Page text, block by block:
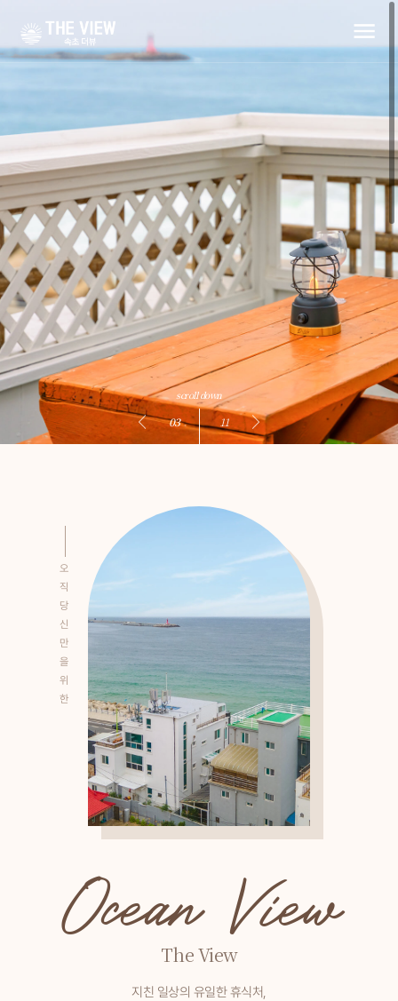
03 11
scroll down
오
직
당
신
만
을
위
한
Ocean View
The View
지친 일상의 유일한 휴식처,